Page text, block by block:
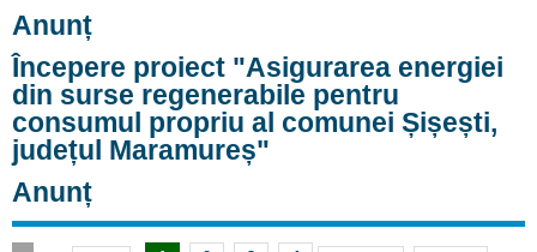
Anunț
Începere proiect "Asigurarea energiei
din surse regenerabile pentru
consumul propriu al comunei Șișești,
județul Maramureș"
Anunț